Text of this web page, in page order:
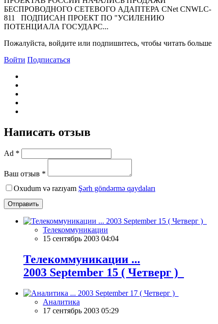
БЕСПРОВОДНОГО СЕТЕВОГО АДАПТЕРА CNet CNWLC-
811 ПОДПИСАН ПРОЕКТ ПО "УСИЛЕНИЮ
ПОТЕНЦИАЛА ГОСУДАРС...
Пожалуйста, войдите или подпишитесь, чтобы читать больше
Войти Подписаться
Написать отзыв
Ad *
Ваш отзыв *
Oxudum və razıyam Şərh göndərmə qaydaları
Отправить
Телекоммуникации
15 сентябрь 2003 04:04
Телекоммуникации ...
2003 September 15 ( Четверг )
Аналитика
17 сентябрь 2003 05:29